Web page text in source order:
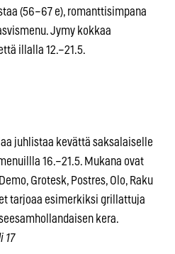
(56–67 e), romanttisimpana
Jymy kokkaa
illalla 12.–21.5.
juhlistaa kevättä saksalaiselle
16.–21.5. Mukana ovat
Grotesk, Postres, Olo, Raku
tarjoaa esimerkiksi grillattuja
kera.
17